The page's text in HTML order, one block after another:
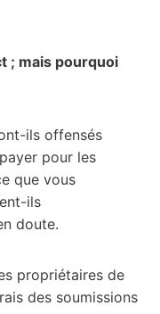
; mais pourquoi
ils offensés
pour les
que vous
ils
doute.
propriétaires de
des soumissions